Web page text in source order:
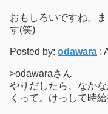
おもしろいですね。
す(笑)
Posted by: odawara :
>odawaraさん
やりだしたら、なか
くって。けっして時